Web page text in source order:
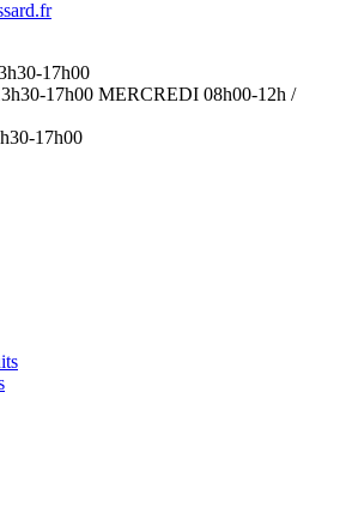
17h00
17h00 MERCREDI 08h00-12h /
17h00